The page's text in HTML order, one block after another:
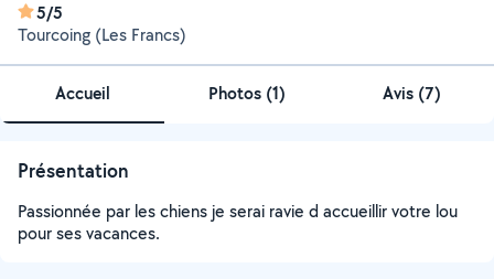
5/5
Tourcoing (Les Francs)
Accueil Photos (1) Avis (7)
Présentation
Passionnée par les chiens je serai ravie d accueillir votre lou
pour ses vacances.